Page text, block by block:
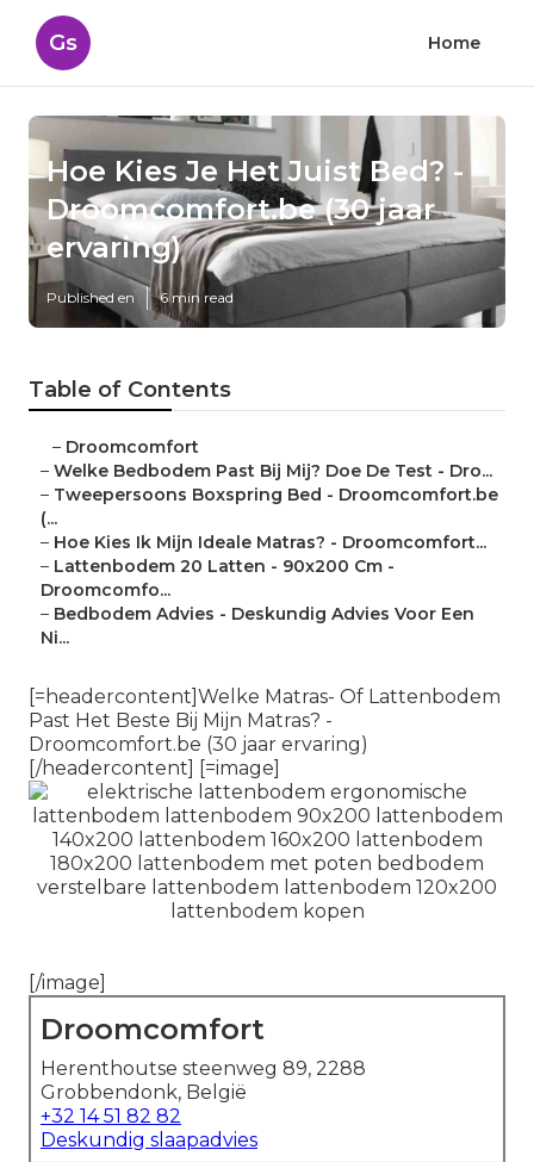
Gs Home
Hoe Kies Je Het Juist Bed? -
Droomcomfort.be (30 jaar
ervaring)
Published en 6 min read
Table of Contents
– Droomcomfort
– Welke Bedbodem Past Bij Mij? Doe De Test - Dro...
– Tweepersoons Boxspring Bed - Droomcomfort.be
(...
– Hoe Kies Ik Mijn Ideale Matras? - Droomcomfort...
– Lattenbodem 20 Latten - 90x200 Cm -
Droomcomfo...
– Bedbodem Advies - Deskundig Advies Voor Een
Ni...
[=headercontent]Welke Matras- Of Lattenbodem
Past Het Beste Bij Mijn Matras? -
Droomcomfort.be (30 jaar ervaring)
[/headercontent] [=image]
[/image]
Droomcomfort
Herenthoutse steenweg 89, 2288
Grobbendonk, België
+32 14 51 82 82
Deskundig slaapadvies